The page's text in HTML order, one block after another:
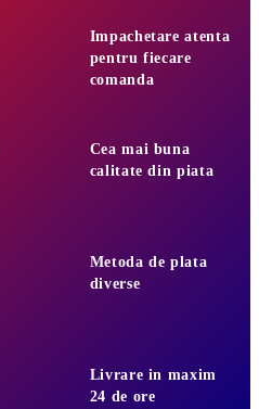
Impachetare atenta
pentru fiecare
comanda
Cea mai buna
calitate din piata
Metoda de plata
diverse
Livrare in maxim
24 de ore